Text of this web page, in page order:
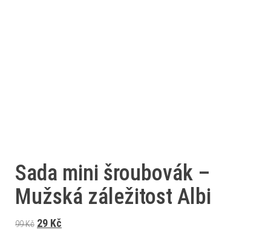
Sada mini šroubovák –
Mužská záležitost Albi
99Kč Původní cena byla: 99 Kč.
29 Kč